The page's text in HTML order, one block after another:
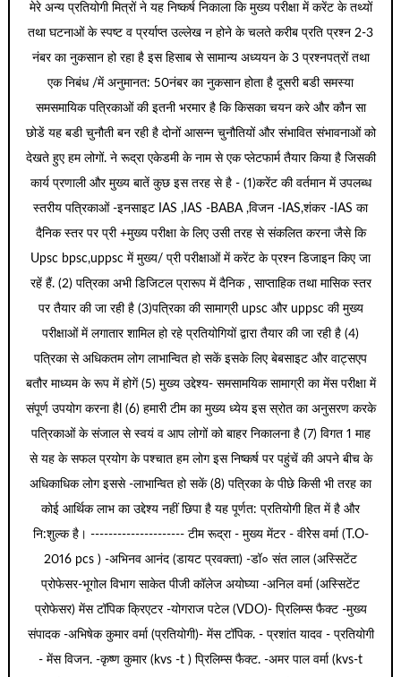
मेरे अन्य प्रतियोगी मित्रों ने यह निष्कर्ष निकाला कि मुख्य परीक्षा में करेंट के तथ्यों
तथा घटनाओं के स्पष्ट व प्रर्याप्त उल्लेख न होने के चलते करीब प्रति प्रश्न 2-3
नंबर का नुकसान हो रहा है इस हिसाब से सामान्य अध्ययन के 3 प्रश्नपत्रों तथा
एक निबंध /में अनुमानत: 50नंबर का नुकसान होता है दूसरी बडी समस्या
समसमायिक पत्रिकाओं की इतनी भरमार है कि किसका चयन करे और कौन सा
छोडें यह बडी चुनौती बन रही है दोनों आसन्न चुनौतियों और संभावित संभावनाओं को
देखते हुए हम लोगों. ने रूद्रा एकेडमी के नाम से एक प्लेटफार्म तैयार किया है जिसकी
कार्य प्रणाली और मुख्य बातें कुछ इस तरह से है - (1)करेंट की वर्तमान में उपलब्ध
स्तरीय पत्रिकाओं -इनसाइट IAS ,IAS -BABA ,विजन -IAS,शंकर -IAS का
दैनिक स्तर पर प्री +मुख्य परीक्षा के लिए उसी तरह से संकलित करना जैसे कि
Upsc bpsc,uppsc में मुख्य/ प्री परीक्षाओं में करेंट के प्रश्न डिजाइन किए जा
रहें हैं. (2) पत्रिका अभी डिजिटल प्रारूप में दैनिक , साप्ताहिक तथा मासिक स्तर
पर तैयार की जा रही है (3)पत्रिका की सामाग्री upsc और uppsc की मुख्य
परीक्षाओं में लगातार शामिल हो रहे प्रतियोगियों द्वारा तैयार की जा रही है (4)
पत्रिका से अधिकतम लोग लाभान्वित हो सकें इसके लिए बेबसाइट और वाट्सएप
बतौर माध्यम के रूप में होगें (5) मुख्य उद्देश्य- समसामयिक सामाग्री का मेंस परीक्षा में
संपूर्ण उपयोग करना हैl (6) हमारी टीम का मुख्य ध्येय इस स्रोत का अनुसरण करके
पत्रिकाओं के संजाल से स्वयं व आप लोगों को बाहर निकालना है (7) विगत 1 माह
से यह के सफल प्रयोग के पश्चात हम लोग इस निष्कर्ष पर पहुंचें की अपने बीच के
अधिकाधिक लोग इससे -लाभान्वित हो सकें (8) पत्रिका के पीछे किसी भी तरह का
कोई आर्थिक लाभ का उद्देश्य नहीं छिपा है यह पूर्णत: प्रतियोगी हित में है और
नि:शुल्क है। --------------------- टीम रूद्रा - मुख्य मेंटर - वीरेेस वर्मा (T.O-
2016 pcs ) -अभिनव आनंद (डायट प्रवक्ता) -डॉ० संत लाल (अस्सिटेंट
प्रोफेसर-भूगोल विभाग साकेत पीजी कॉलेज अयोघ्या -अनिल वर्मा (अस्सिटेंट
प्रोफेसर) मेंस टॉपिक क्रिएटर -योगराज पटेल (VDO)- प्रिलिम्स फैक्ट -मुख्य
संपादक -अभिषेक कुमार वर्मा (प्रतियोगी)- मेंस टॉपिक. - प्रशांत यादव - प्रतियोगी
- मेंस विजन. -कृष्ण कुमार (kvs -t ) प्रिलिम्स फैक्ट. -अमर पाल वर्मा (kvs-t